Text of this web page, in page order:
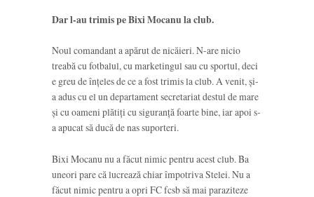
Dar l-au trimis pe Bixi Mocanu la club.
Noul comandant a apărut de nicăieri. N-are nicio
treabă cu fotbalul, cu marketingul sau cu sportul, deci
e greu de înțeles de ce a fost trimis la club. A venit, și-
a adus cu el un departament secretariat destul de mare
și cu oameni plătiți cu siguranță foarte bine, iar apoi s-
a apucat să ducă de nas suporteri.
Bixi Mocanu nu a făcut nimic pentru acest club. Ba
uneori pare că lucrează chiar împotriva Stelei. Nu a
făcut nimic pentru a opri FC fcsb să mai paraziteze